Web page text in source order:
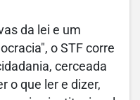
da lei e um
o STF corre
cerceada
o que ler e dizer,